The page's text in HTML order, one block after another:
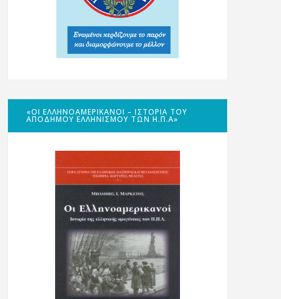
«ΟΙ ΕΛΛΗΝΟΑΜΕΡΙΚΑΝΟΊ – ΙΣΤΟΡΊΑ ΤΟΥ
ΑΠΌΔΗΜΟΥ ΕΛΛΗΝΙΣΜΟΎ ΤΩΝ Η.Π.Α»